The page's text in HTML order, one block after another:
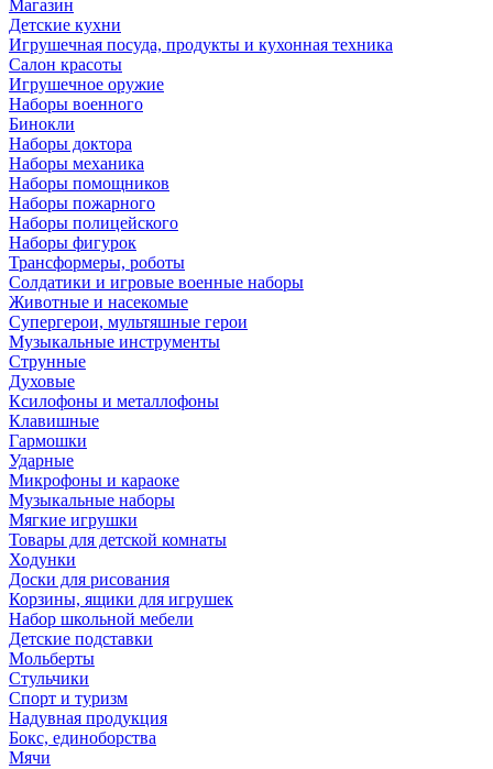
Магазин
Детские кухни
Игрушечная посуда, продукты и кухонная техника
Салон красоты
Игрушечное оружие
Наборы военного
Бинокли
Наборы доктора
Наборы механика
Наборы помощников
Наборы пожарного
Наборы полицейского
Наборы фигурок
Трансформеры, роботы
Солдатики и игровые военные наборы
Животные и насекомые
Супергерои, мультяшные герои
Музыкальные инструменты
Струнные
Духовые
Ксилофоны и металлофоны
Клавишные
Гармошки
Ударные
Микрофоны и караоке
Музыкальные наборы
Мягкие игрушки
Товары для детской комнаты
Ходунки
Доски для рисования
Корзины, ящики для игрушек
Набор школьной мебели
Детские подставки
Мольберты
Стульчики
Спорт и туризм
Надувная продукция
Бокс, единоборства
Мячи